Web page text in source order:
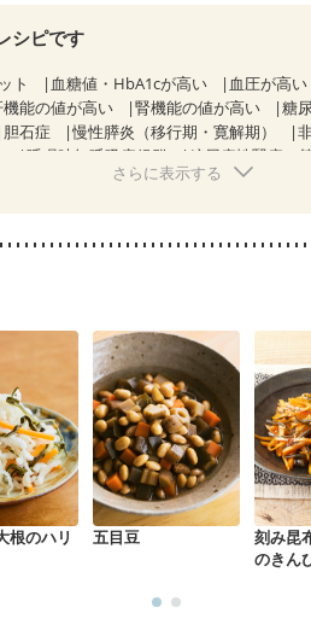
シピです
ト 血糖値・HbA1cが高い 血圧が高い
機能の値が高い 腎機能の値が高い 糖
胆石症 慢性膵炎（移行期・寛解期）
睡眠時無呼吸症候群 糖尿病性腎症（
乳がん（抗がん剤治療中）
妊娠高血圧(中期) 妊娠糖尿病(初期)
さらに表示する
根のハリ
五目豆
刻み昆
のきん